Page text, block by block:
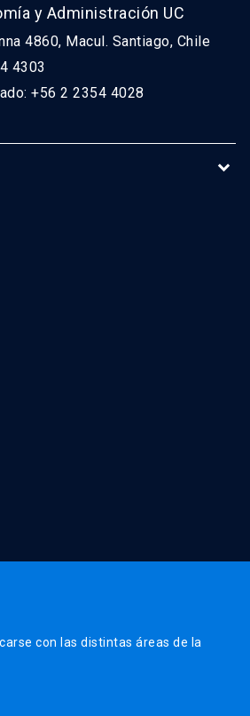
y Administración UC
4860, Macul. Santiago, Chile
4303
+56 2 2354 4028
con las distintas áreas de la